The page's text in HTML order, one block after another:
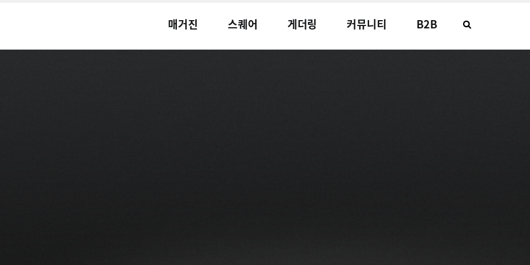
매거진 스퀘어 게더링 커뮤니티 B2B